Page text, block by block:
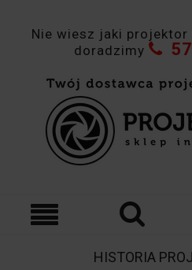
Nie wiesz jaki projektor
doradzimy
HISTORIA